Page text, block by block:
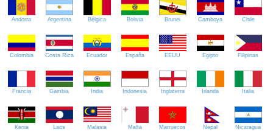
Andorra Argentina Bélgica Bolivia Brunei Camboya Chile
Colombia Costa Rica Ecuador España EEUU Egipto Filipinas
Francia Gambia India Indonesia Inglaterra Irlanda Italia
Kenia Laos Malasia Malta Marruecos Nepal Nicaragua